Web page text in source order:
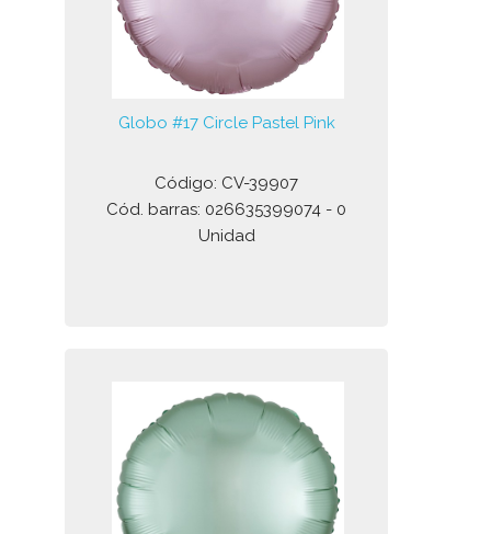
Globo #17 Circle Pastel Pink
Código: CV-39907
Cód. barras: 026635399074 - 0
Unidad